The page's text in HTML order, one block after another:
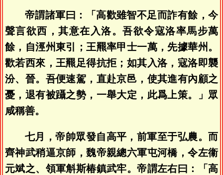
帝謂諸軍曰：「高歡雖智不足而詐有餘，今
聲言欲西，其意在入洛。吾欲令寇洛率馬步萬
餘，自涇州東引；王羆率甲士一萬，先據華州。
歡若西來，王羆足得抗拒；如其入洛，寇洛即襲
汾、晉。吾便速駕，直赴京邑，使其進有內顧之
憂，退有被躡之勢，一舉大定，此爲上策。」眾
咸稱善。
七月，帝帥眾發自高平，前軍至于弘農。而
齊神武稍逼京師，魏帝親總六軍屯河橋，令左衞
元斌之、領軍斛斯椿鎮武牢。帝謂左右曰：「高